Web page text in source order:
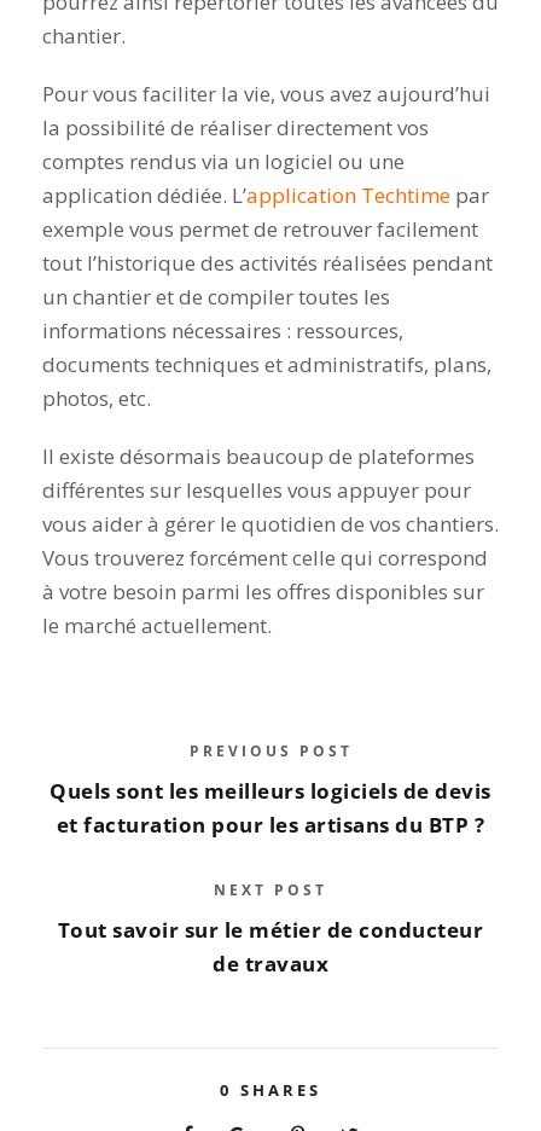
chantier.
Pour vous faciliter la vie, vous avez aujourd’hui
la possibilité de réaliser directement vos
comptes rendus via un logiciel ou une
application dédiée. L’application Techtime par
exemple vous permet de retrouver facilement
tout l’historique des activités réalisées pendant
un chantier et de compiler toutes les
informations nécessaires : ressources,
documents techniques et administratifs, plans,
photos, etc.
Il existe désormais beaucoup de plateformes
différentes sur lesquelles vous appuyer pour
vous aider à gérer le quotidien de vos chantiers.
Vous trouverez forcément celle qui correspond
à votre besoin parmi les offres disponibles sur
le marché actuellement.
PREVIOUS POST
Quels sont les meilleurs logiciels de devis
et facturation pour les artisans du BTP ?
NEXT POST
Tout savoir sur le métier de conducteur
de travaux
0 SHARES